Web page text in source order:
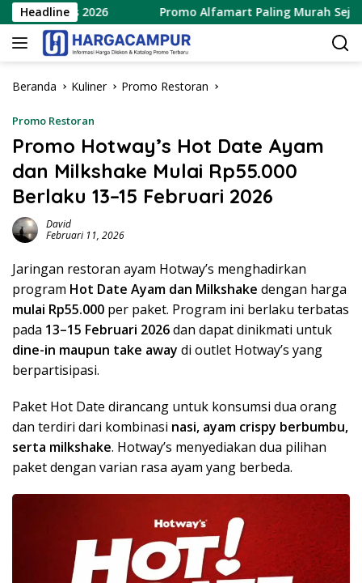
Langsung
ke
konten
Headline
2026 Promo Alfamart Paling Murah Sejagat 8
Beranda Kuliner Promo Restoran
Promo Restoran
Promo Hotway’s Hot Date Ayam
dan Milkshake Mulai Rp55.000
Berlaku 13–15 Februari 2026
David
Februari 11, 2026
Jaringan restoran ayam Hotway’s menghadirkan
program Hot Date Ayam dan Milkshake dengan harga
mulai Rp55.000 per paket. Program ini berlaku terbatas
pada 13–15 Februari 2026dan dapat dinikmati untuk
dine-in maupun take away di outlet Hotway’s yang
berpartisipasi.
Paket Hot Date dirancang untuk konsumsi dua orang
dan terdiri dari kombinasi nasi, ayam crispy berbumbu,
serta milkshake. Hotway’s menyediakan dua pilihan
paket dengan varian rasa ayam yang berbeda.